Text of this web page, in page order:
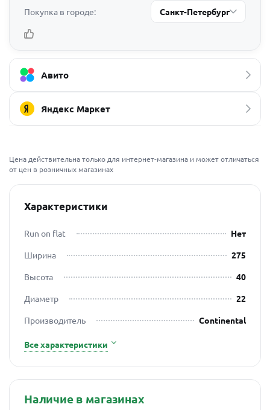
Покупка в городе: Санкт-Петербург
Авито
Яндекс Маркет
Цена действительна только для интернет-магазина и может отличаться
от цен в розничных магазинах
Характеристики
Run on flat
Нет
Ширина
275
Высота
40
Диаметр
22
Производитель
Continental
Все характеристики
Наличие в магазинах